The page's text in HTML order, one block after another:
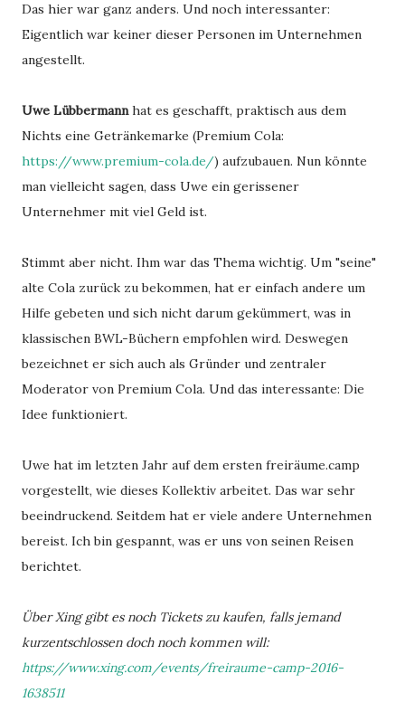
Das hier war ganz anders. Und noch interessanter:
Eigentlich war keiner dieser Personen im Unternehmen
angestellt.
Uwe Lübbermannhat es geschafft, praktisch aus dem
Nichts eine Getränkemarke (Premium Cola:
https://www.premium-cola.de/) aufzubauen. Nun könnte
man vielleicht sagen, dass Uwe ein gerissener
Unternehmer mit viel Geld ist.
Stimmt aber nicht. Ihm war das Thema wichtig. Um "seine"
alte Cola zurück zu bekommen, hat er einfach andere um
Hilfe gebeten und sich nicht darum gekümmert, was in
klassischen BWL-Büchern empfohlen wird. Deswegen
bezeichnet er sich auch als Gründer und zentraler
Moderator von Premium Cola. Und das interessante: Die
Idee funktioniert.
Uwe hat im letzten Jahr auf dem ersten freiräume.camp
vorgestellt, wie dieses Kollektiv arbeitet. Das war sehr
beeindruckend. Seitdem hat er viele andere Unternehmen
bereist. Ich bin gespannt, was er uns von seinen Reisen
berichtet.
Über Xing gibt es noch Tickets zu kaufen, falls jemand
kurzentschlossen doch noch kommen will:
https://www.xing.com/events/freiraume-camp-2016-
1638511